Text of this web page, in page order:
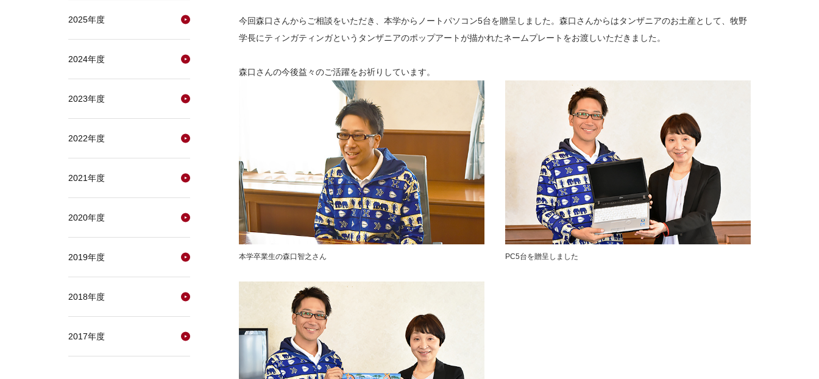
今回森口さんからご相談をいただき、本学からノートパソコン5台を贈呈しました。森口さんからはタンザニアのお土産として、牧野
学長にティンガティンガというタンザニアのポップアートが描かれたネームプレートをお渡しいただきました。
森口さんの今後益々のご活躍をお祈りしています。
本学卒業生の森口智之さん PC5台を贈呈しました
2025年度
2024年度
2023年度
2022年度
2021年度
2020年度
2019年度
2018年度
2017年度